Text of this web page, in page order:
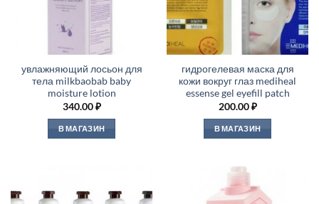
увлажняющий лосьон для
тела milkbaobab baby
moisture lotion
340.00₽
В МАГАЗИН
гидрогелевая маска для
кожи вокруг глаз mediheal
essense gel eyefill patch
200.00₽
В МАГАЗИН